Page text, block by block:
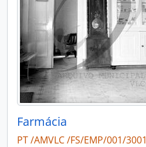
Farmácia
PT /AMVLC /FS/EMP/001/3001